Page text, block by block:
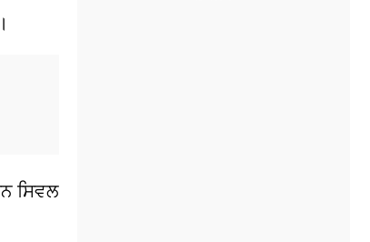
ਸਿਵਲ